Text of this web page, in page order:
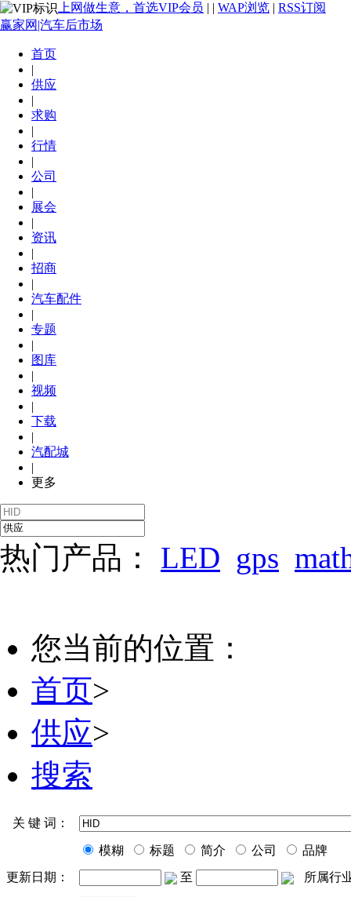
上网做生意，首选VIP会员 | | WAP浏览 | RSS订阅
赢家网|汽车后市场
首页
|
供应
|
求购
|
行情
|
公司
|
展会
|
资讯
|
招商
|
汽车配件
|
专题
|
图库
|
视频
|
下载
|
汽配城
|
更多
热门产品： LED gps
您当前的位置：
首页>
供应>
搜索
关 键 词：
模糊 标题 简介 公司
品牌
更新日期：
至
所属行